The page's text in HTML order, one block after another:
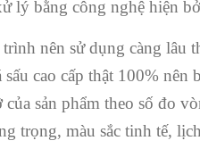
lý bằng công nghệ hiện
nên sử dụng càng lâu
cao cấp thật 100%
sản phẩm theo số đo
trọng, màu sắc tinh tế,